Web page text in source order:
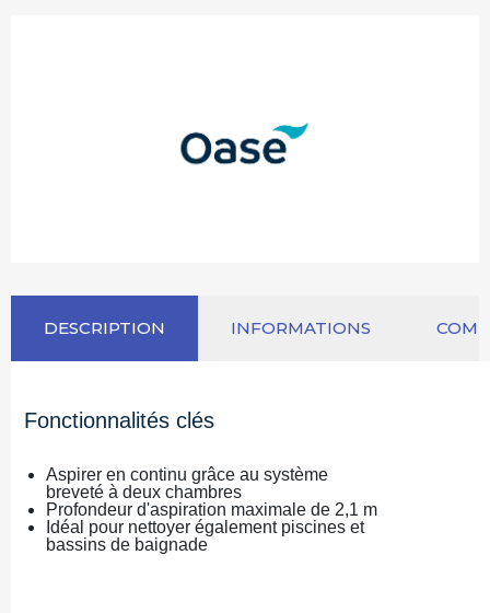
DESCRIPTION INFORMATIONS
Fonctionnalités clés
Aspirer en continu grâce au système
breveté à deux chambres
Profondeur d'aspiration maximale de 2,1 m
Idéal pour nettoyer également piscines et
bassins de baignade